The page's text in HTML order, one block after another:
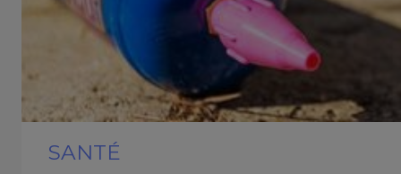
SANTÉ